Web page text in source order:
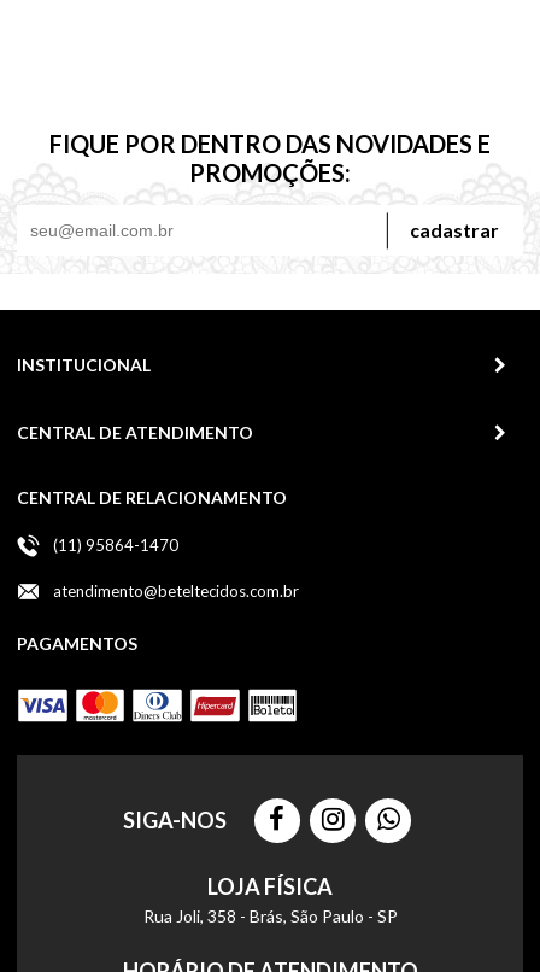
FIQUE POR DENTRO DAS NOVIDADES E
PROMOÇÕES:
cadastrar
INSTITUCIONAL
CENTRAL DE ATENDIMENTO
CENTRAL DE RELACIONAMENTO
(11) 95864-1470
atendimento@beteltecidos.com.br
PAGAMENTOS
SIGA-NOS
LOJA FÍSICA
Rua Joli, 358 - Brás, São Paulo - SP